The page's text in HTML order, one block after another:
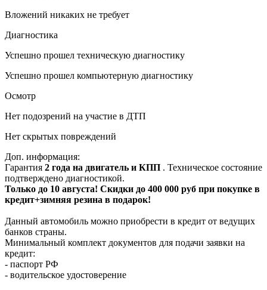
Вложений никаких не требует
Диагностика
Успешно прошел техническую диагностику
Успешно прошел компьютерную диагностику
Осмотр
Нет подозрений на участие в ДТП
Нет скрытых повреждений
Доп. информация:
Гарантия 2 года на двигатель и КПП . Техническое состояние
подтверждено диагностикой.
Только до 10 августа! Скидки до 400 000 руб при покупке в
кредит+зимняя резина в подарок!
Данный автомобиль можно приобрести в кредит от ведущих
банков страны.
Минимальный комплект документов для подачи заявки на
кредит:
- паспорт РФ
- водительское удостоверение